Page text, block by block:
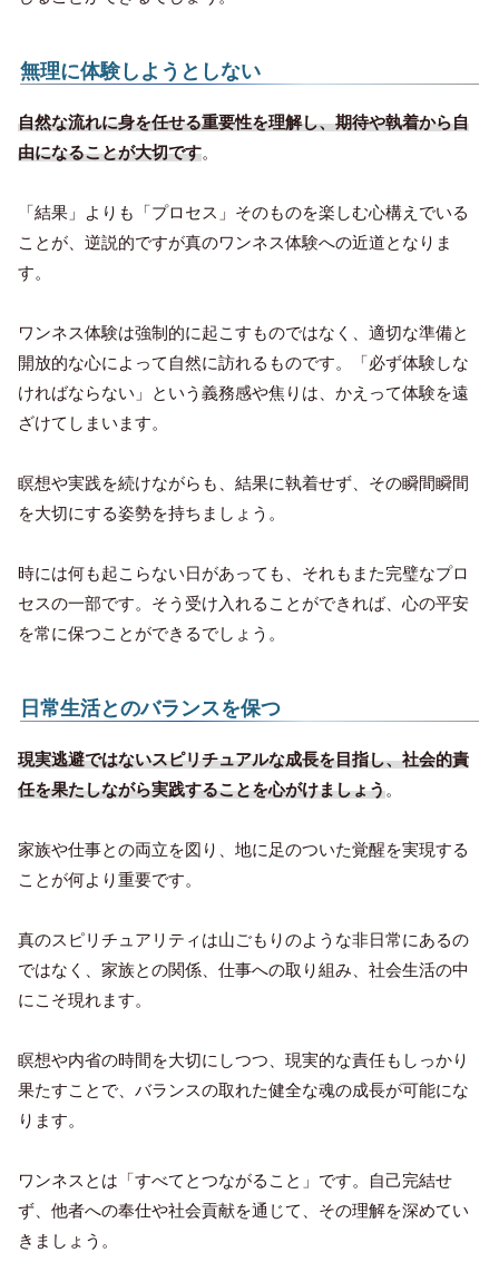
無理に体験しようとしない
自然な流れに身を任せる重要性を理解し、期待や執着から自
由になることが大切です。
「結果」よりも「プロセス」そのものを楽しむ心構えでいる
ことが、逆説的ですが真のワンネス体験への近道となりま
す。
ワンネス体験は強制的に起こすものではなく、適切な準備と
開放的な心によって自然に訪れるものです。「必ず体験しな
ければならない」という義務感や焦りは、かえって体験を遠
ざけてしまいます。
瞑想や実践を続けながらも、結果に執着せず、その瞬間瞬間
を大切にする姿勢を持ちましょう。
時には何も起こらない日があっても、それもまた完璧なプロ
セスの一部です。そう受け入れることができれば、心の平安
を常に保つことができるでしょう。
日常生活とのバランスを保つ
現実逃避ではないスピリチュアルな成長を目指し、社会的責
任を果たしながら実践することを心がけましょう。
家族や仕事との両立を図り、地に足のついた覚醒を実現する
ことが何より重要です。
真のスピリチュアリティは山ごもりのような非日常にあるの
ではなく、家族との関係、仕事への取り組み、社会生活の中
にこそ現れます。
瞑想や内省の時間を大切にしつつ、現実的な責任もしっかり
果たすことで、バランスの取れた健全な魂の成長が可能にな
ります。
ワンネスとは「すべてとつながること」です。自己完結せ
ず、他者への奉仕や社会貢献を通じて、その理解を深めてい
きましょう。